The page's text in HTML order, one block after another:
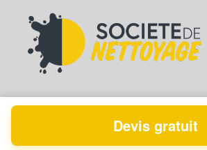
Powered byPlus que pro
Devis gratuit